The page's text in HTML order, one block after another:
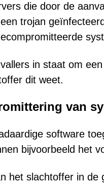
die door de
trojan
in staat om
dit weet.
van
software
bijvoorbeeld het
het slachtoffer in